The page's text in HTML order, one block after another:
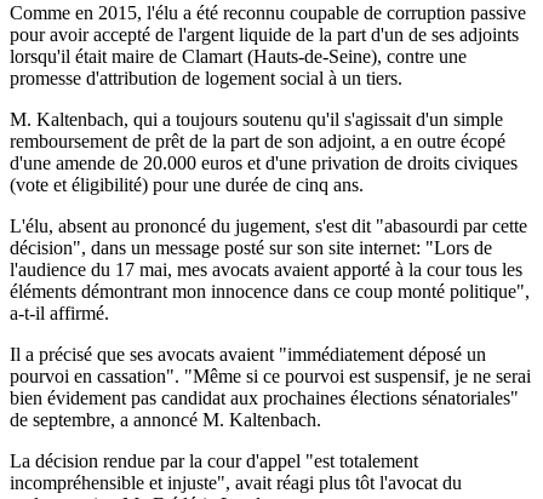
Comme en 2015, l'élu a été reconnu coupable de corruption passive
pour avoir accepté de l'argent liquide de la part d'un de ses adjoints
lorsqu'il était maire de Clamart (Hauts-de-Seine), contre une
promesse d'attribution de logement social à un tiers.
M. Kaltenbach, qui a toujours soutenu qu'il s'agissait d'un simple
remboursement de prêt de la part de son adjoint, a en outre écopé
d'une amende de 20.000 euros et d'une privation de droits civiques
(vote et éligibilité) pour une durée de cinq ans.
L'élu, absent au prononcé du jugement, s'est dit "abasourdi par cette
décision", dans un message posté sur son site internet: "Lors de
l'audience du 17 mai, mes avocats avaient apporté à la cour tous les
éléments démontrant mon innocence dans ce coup monté politique",
a-t-il affirmé.
Il a précisé que ses avocats avaient "immédiatement déposé un
pourvoi en cassation". "Même si ce pourvoi est suspensif, je ne serai
bien évidement pas candidat aux prochaines élections sénatoriales"
de septembre, a annoncé M. Kaltenbach.
La décision rendue par la cour d'appel "est totalement
incompréhensible et injuste", avait réagi plus tôt l'avocat du